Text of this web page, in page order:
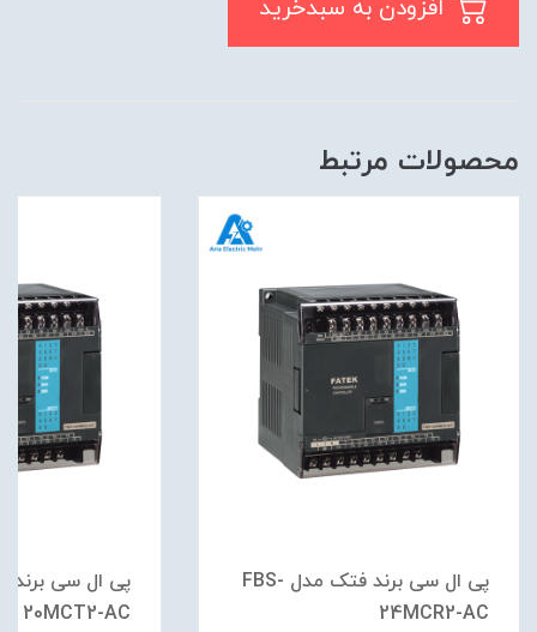
محصولات مرتبط
پی ال سی برند فتک مدل FBS-
24MCR2-AC
20MCT2-AC